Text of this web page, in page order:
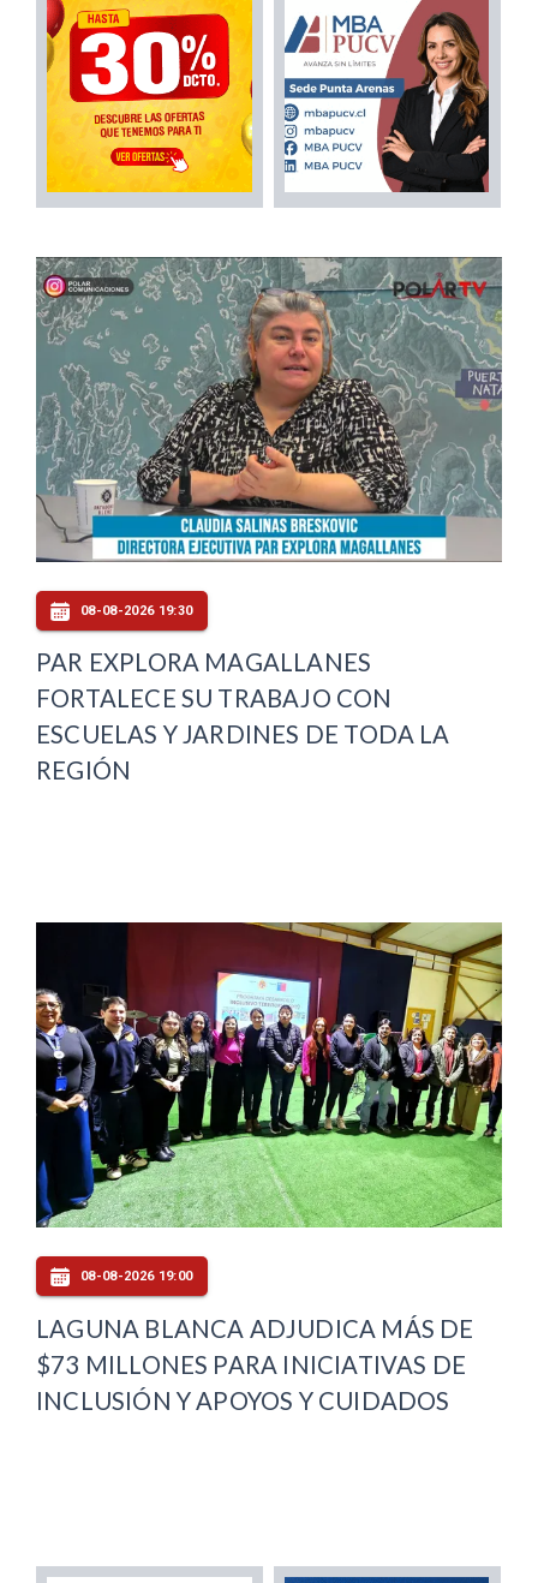
08-08-2026 19:30
PAR EXPLORA MAGALLANES
FORTALECE SU TRABAJO CON
ESCUELAS Y JARDINES DE TODA LA
REGIÓN
08-08-2026 19:00
LAGUNA BLANCA ADJUDICA MÁS DE
$73 MILLONES PARA INICIATIVAS DE
INCLUSIÓN Y APOYOS Y CUIDADOS